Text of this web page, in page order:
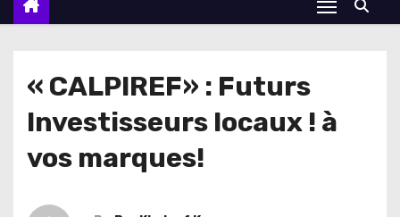
c
« CALPIREF» : Futurs
Investisseurs locaux ! à
vos marques!